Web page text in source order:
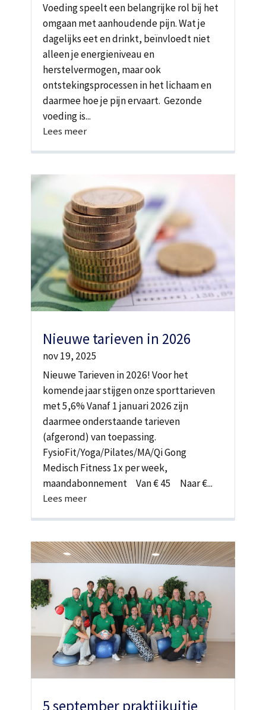
Voeding speelt een belangrijke rol bij het
omgaan met aanhoudende pijn. Wat je
dagelijks eet en drinkt, beïnvloedt niet
alleen je energieniveau en
herstelvermogen, maar ook
ontstekingsprocessen in het lichaam en
daarmee hoe je pijn ervaart. Gezonde
voeding is...
Lees meer
Nieuwe tarieven in 2026
nov 19, 2025
Nieuwe Tarieven in 2026! Voor het
komende jaar stijgen onze sporttarieven
met 5,6% Vanaf 1 januari 2026 zijn
daarmee onderstaande tarieven
(afgerond) van toepassing.
FysioFit/Yoga/Pilates/MA/Qi Gong
Medisch Fitness 1x per week,
maandabonnement Van € 45 Naar €...
Lees meer
5 september praktijkuitje